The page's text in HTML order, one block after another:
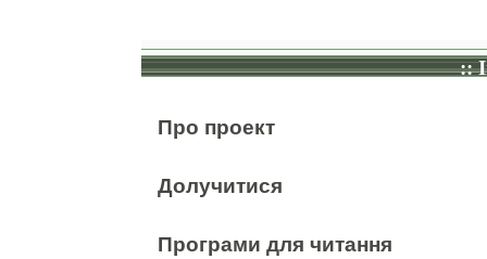
::
Про проект
Долучитися
Програми для читання